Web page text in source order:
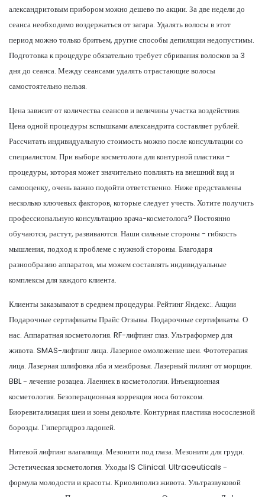
александритовым прибором можно дешево по акции. За две недели до
сеанса необходимо воздержаться от загара. Удалять волосы в этот
период можно только бритьем, другие способы депиляции недопустимы.
Подготовка к процедуре обязательно требует сбривания волосков за 3
дня до сеанса. Между сеансами удалять отрастающие волосы
самостоятельно нельзя.
Цена зависит от количества сеансов и величины участка воздействия.
Цена одной процедуры вспышками александрита составляет рублей.
Рассчитать индивидуальную стоимость можно после консультации со
специалистом. При выборе косметолога для контурной пластики -
процедуры, которая может значительно повлиять на внешний вид и
самооценку, очень важно подойти ответственно. Ниже представлены
несколько ключевых факторов, которые следует учесть. Хотите получить
профессиональную консультацию врача-косметолога? Постоянно
обучаются, растут, развиваются. Наши сильные стороны - гибкость
мышления, подход к проблеме с нужной стороны. Благодаря
разнообразию аппаратов, мы можем составлять индивидуальные
комплексы для каждого клиента.
Клиенты заказывают в среднем процедуры. Рейтинг Яндекс:. Акции
Подарочные сертификаты Прайс Отзывы. Подарочные сертификаты. О
нас. Аппаратная косметология. RF-лифтинг глаз. Ультраформер для
живота. SMAS-лифтинг лица. Лазерное омоложение шеи. Фототерапия
лица. Лазерная шлифовка лба и межбровья. Лазерный пилинг от морщин.
BBL - лечение розацеа. Лаеннек в косметологии. Инъекционная
косметология. Безоперационная коррекция носа ботоксом.
Биоревитализация шеи и зоны декольте. Контурная пластика носослезной
борозды. Гипергидроз ладоней.
Нитевой лифтинг влагалища. Мезонити под глаза. Мезонити для груди.
Эстетическая косметология. Уходы IS Clinical. Ultraceuticals -
формула молодости и красоты. Криолиполиз живота. Ультразвуковой